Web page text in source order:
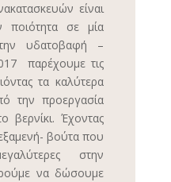
είναι
σε μία
υδατοβαφή –
παρέχουμε τις
τα καλύτερα
την προεργασία
βερνίκι. Έχοντας
βούτα που
στην
να δώσουμε